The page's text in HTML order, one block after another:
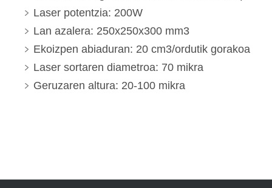
Laser potentzia: 200W
Lan azalera: 250x250x300 mm3
Ekoizpen abiaduran: 20 cm3/ordutik gorakoa
Laser sortaren diametroa: 70 mikra
Geruzaren altura: 20-100 mikra